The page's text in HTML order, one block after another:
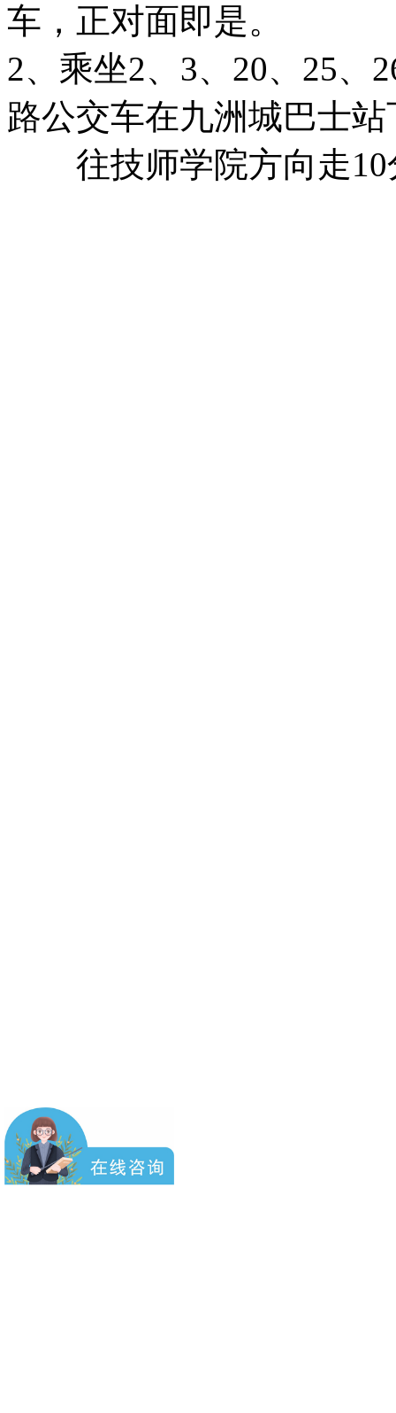
车，正对面即是。
2、乘坐2、3、20、25、
路公交车在九洲城巴士站
往技师学院方向走10